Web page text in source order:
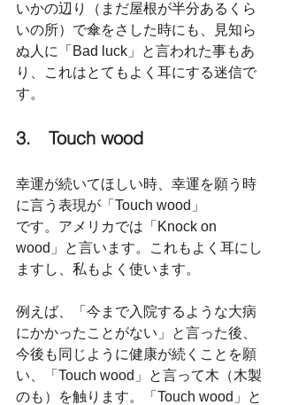
いかの辺り（まだ屋根が半分あるくら
いの所）で傘をさした時にも、見知ら
ぬ人に「Bad luck」と言われた事もあ
り、これはとてもよく耳にする迷信で
す。
3.　Touch wood
幸運が続いてほしい時、幸運を願う時
に言う表現が「Touch wood」
です。アメリカでは「Knock on
wood」と言います。これもよく耳にし
ますし、私もよく使います。
例えば、「今まで入院するような大病
にかかったことがない」と言った後、
今後も同じように健康が続くことを願
い、「Touch wood」と言って木（木製
のも）を触ります。「Touch wood」と